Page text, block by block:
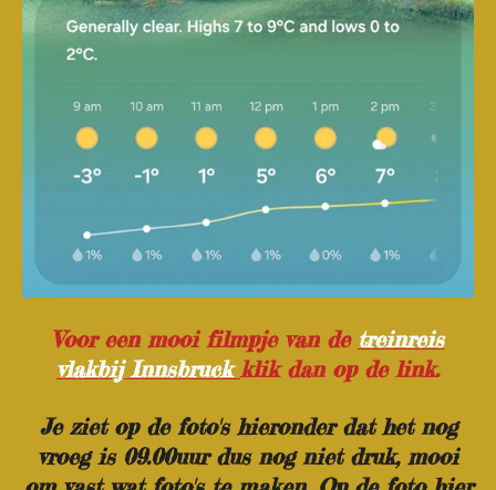
Voor een mooi filmpje van de treinreis
vlakbij Innsbruck klik dan op de link.
Je ziet op de foto's hieronder dat het nog
vroeg is 09.00uur dus nog niet druk, mooi